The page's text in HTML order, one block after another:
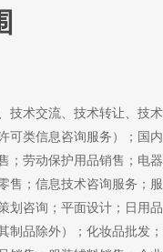
技术交流、技术转让、技术
可类信息咨询服务）；国内
；劳动保护用品销售；电器
售；信息技术咨询服务；服
划咨询；平面设计；日用品
制品除外）；化妆品批发；